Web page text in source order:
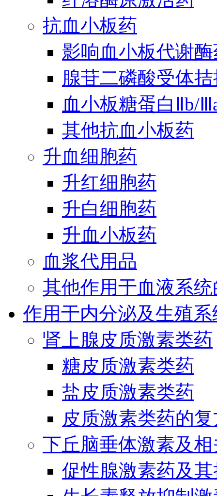
抗血小板药
影响血小板代谢
腺苷二磷酸受体
血小板糖蛋白Ⅱb/
其他抗血小板药
升血细胞药
升红细胞药
升白细胞药
升血小板药
血浆代用品
其他作用于血液系
作用于内分泌及生殖
肾上腺皮质激素类药
糖皮质激素类药
盐皮质激素类药
皮质激素类药的
下丘脑垂体激素及
促性腺激素药及